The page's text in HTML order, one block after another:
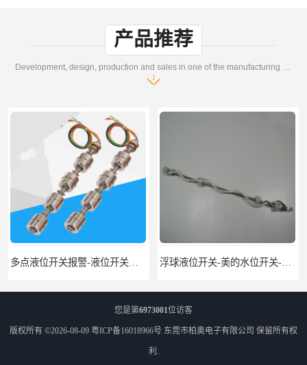
产品推荐
Development, design, production and sales in one of the manufacturing enterprises
多点液位开关报警-液位开关公司-柏奥 浮球液位开关-美的水位开关-水位计定制-柏奥
您是第6973001位访客
版权所有 ©2026-08-09 粤ICP备16018966号 东莞市柏奥电子有限公司 保留所有权
利.